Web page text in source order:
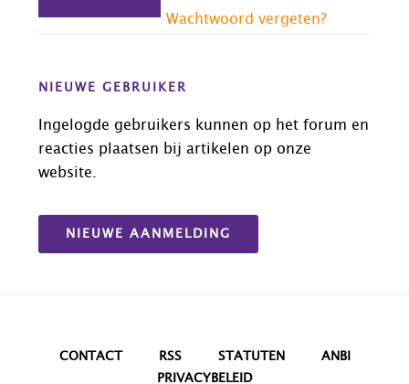
Wachtwoord vergeten?
NIEUWE GEBRUIKER
Ingelogde gebruikers kunnen op het forum en
reacties plaatsen bij artikelen op onze
website.
NIEUWE AANMELDING
CONTACT RSS STATUTEN
ANBI
PRIVACYBELEID